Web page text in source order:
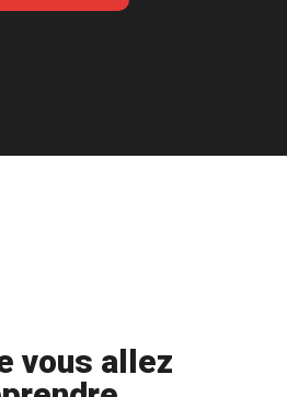
vous allez